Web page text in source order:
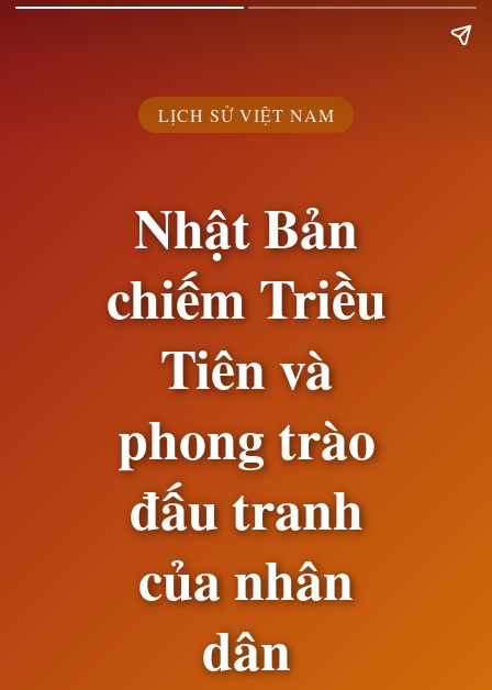
LỊCH SỬ VIỆT NAM
Nhật Bản
chiếm Triều
Tiên và
phong trào
đấu tranh
của nhân
dân